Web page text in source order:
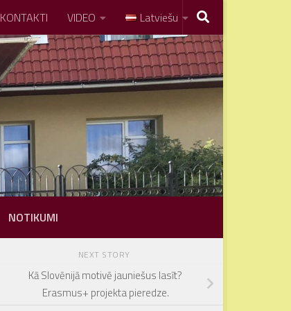
KONTAKTI VIDEO Latviešu
NOTIKUMI
NEXT STORY
Kā Slovēnijā motivē jauniešus lasīt?
Erasmus+ projekta pieredze.